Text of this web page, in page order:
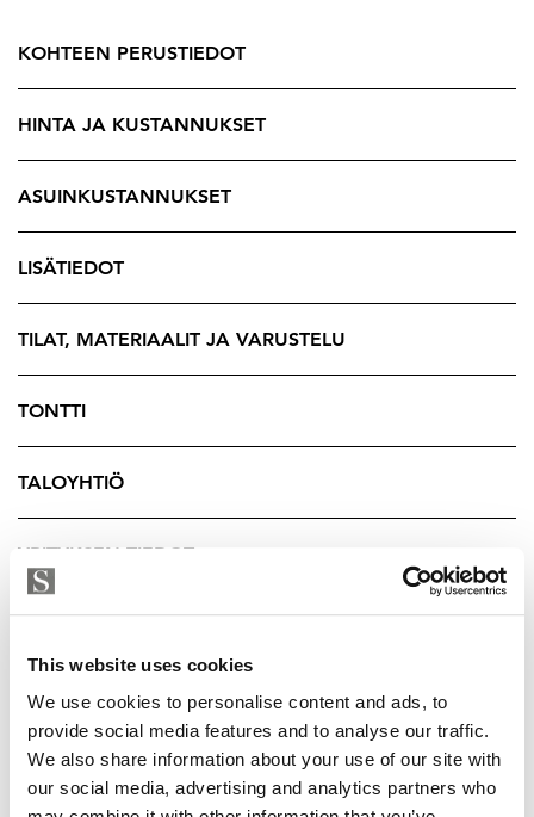
This website uses cookies
We use cookies to personalise content and ads, to
provide social media features and to analyse our traffic.
We also share information about your use of our site with
our social media, advertising and analytics partners who
keittiö muodostavat yhtenäisen, kutsuvan tilan.
Varaava takka luo lämpöä ja tunnelmaa – paikka, jonka
ääreen on helppo kokoontua niin arkena kuin
juhlassakin. Kuvittele ilta, jolloin sytytät takan, valo
pehmenee olohuoneessa ja arki hidastuu hetkeksi.
Tässä kodissa se ei ole poikkeus – vaan osa jokaista
päivää.
Kodin eritasoisuus luo etuja, sillä kun makuutilat on
kätevästi yläkerrassa yhdessä saunaosaston kanssa tuo
se perheen arjen sujuvuudelle etuja. Toisen
makuuhuoneen yhteydessä on tilava lasitettu
Yläkerta rauhoittuu levolle, makuuhuoneet tarjoavat
Ja kun astut ulos…
lasitettu terassi jatkaa kesää pitkälle syksyyn, ja
parvekkeella voi nauttia aamukahvin tai ilta-auringon
lämmitin mahdollistaa oleskelun myös myöhäiseen
syksyyn saakka.
Arjen helppoutta lisää suoraan kodin edessä sijaitseva
KOHTEEN PERUSTIEDOT
HINTA JA KUSTANNUKSET
ASUINKUSTANNUKSET
LISÄTIEDOT
TILAT, MATERIAALIT JA VARUSTELU
TONTTI
TALOYHTIÖ
YRITYKSEN TIEDOT